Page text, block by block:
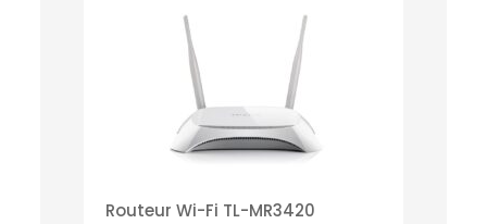
Routeur Wi-Fi TL-MR3420